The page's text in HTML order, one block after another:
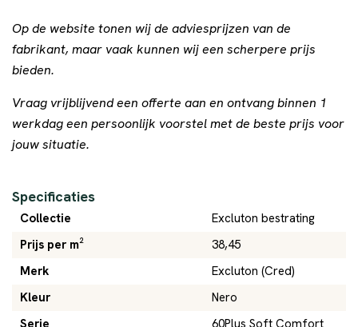
Op de website tonen wij de adviesprijzen van de
fabrikant, maar vaak kunnen wij een scherpere prijs
bieden.
Vraag vrijblijvend een offerte aan en ontvang binnen 1
werkdag een persoonlijk voorstel met de beste prijs voor
jouw situatie.
Specificaties
Collectie
Excluton bestrating
Prijs per m²
38,45
Merk
Excluton (Cred)
Kleur
Nero
Serie
60Plus Soft Comfort